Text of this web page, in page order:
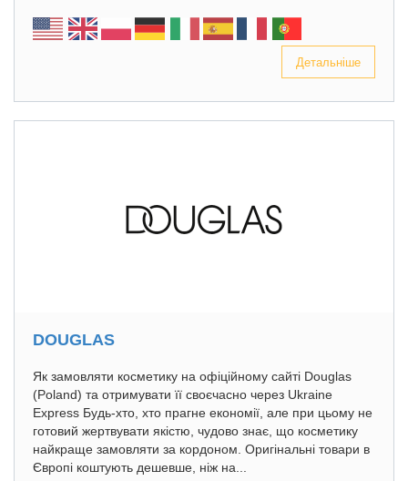
Детальніше
DOUGLAS
Як замовляти косметику на офіційному сайті Douglas
(Poland) та отримувати її своєчасно через Ukraine
Express Будь-хто, хто прагне економії, але при цьому не
готовий жертвувати якістю, чудово знає, що косметику
найкраще замовляти за кордоном. Оригінальні товари в
Європі коштують дешевше, ніж на...